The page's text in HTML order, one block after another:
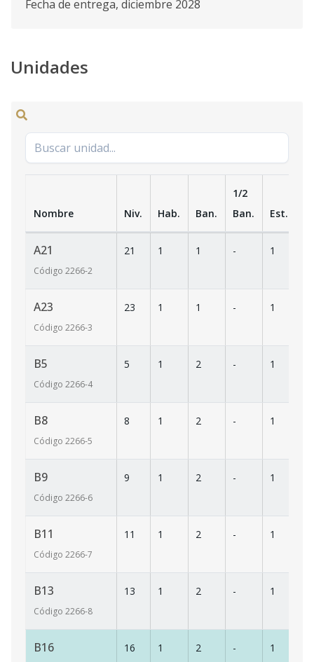
Fecha de entrega, diciembre 2028
Unidades
Nombre Niv. Hab. Ban.
1/2
Ban.
Est.
A21
Código 2266-2
21 1 1 - 1
A23
Código 2266-3
23 1 1 - 1
B5
Código 2266-4
5 1 2 - 1
B8
Código 2266-5
8 1 2 - 1
B9
Código 2266-6
9 1 2 - 1
B11
Código 2266-7
11 1 2 - 1
B13
Código 2266-8
13 1 2 - 1
B16 16 1 2 - 1